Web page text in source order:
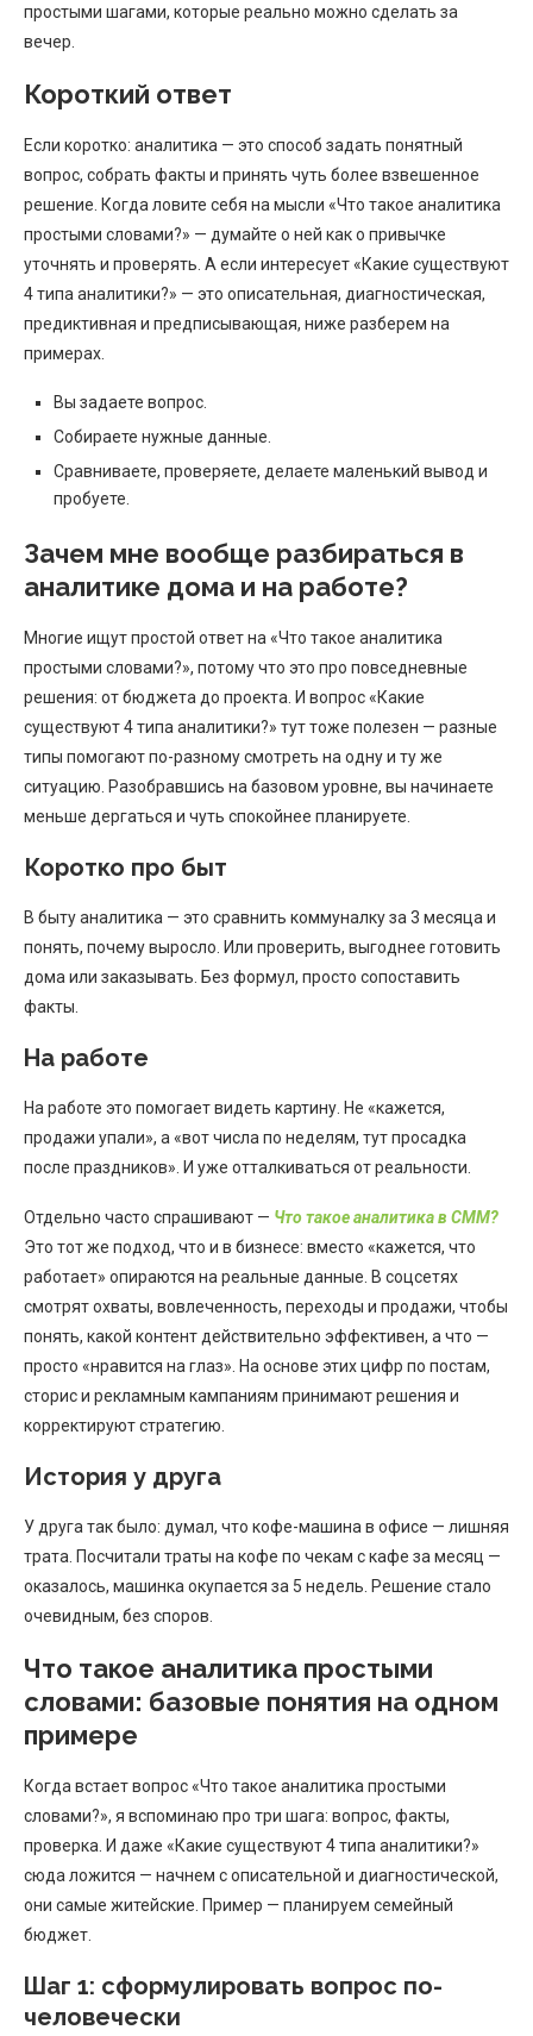
простыми шагами, которые реально можно сделать за
вечер.
Короткий ответ
Если коротко: аналитика — это способ задать понятный
вопрос, собрать факты и принять чуть более взвешенное
решение. Когда ловите себя на мысли «Что такое аналитика
простыми словами?» — думайте о ней как о привычке
уточнять и проверять. А если интересует «Какие существуют
4 типа аналитики?» — это описательная, диагностическая,
предиктивная и предписывающая, ниже разберем на
примерах.
Вы задаете вопрос.
Собираете нужные данные.
Сравниваете, проверяете, делаете маленький вывод и
пробуете.
Зачем мне вообще разбираться в
аналитике дома и на работе?
Многие ищут простой ответ на «Что такое аналитика
простыми словами?», потому что это про повседневные
решения: от бюджета до проекта. И вопрос «Какие
существуют 4 типа аналитики?» тут тоже полезен — разные
типы помогают по-разному смотреть на одну и ту же
ситуацию. Разобравшись на базовом уровне, вы начинаете
меньше дергаться и чуть спокойнее планируете.
Коротко про быт
В быту аналитика — это сравнить коммуналку за 3 месяца и
понять, почему выросло. Или проверить, выгоднее готовить
дома или заказывать. Без формул, просто сопоставить
факты.
На работе
На работе это помогает видеть картину. Не «кажется,
продажи упали», а «вот числа по неделям, тут просадка
после праздников». И уже отталкиваться от реальности.
Отдельно часто спрашивают — Что такое аналитика в СММ?
Это тот же подход, что и в бизнесе: вместо «кажется, что
работает» опираются на реальные данные. В соцсетях
смотрят охваты, вовлеченность, переходы и продажи, чтобы
понять, какой контент действительно эффективен, а что —
просто «нравится на глаз». На основе этих цифр по постам,
сторис и рекламным кампаниям принимают решения и
корректируют стратегию.
История у друга
У друга так было: думал, что кофе-машина в офисе — лишняя
трата. Посчитали траты на кофе по чекам с кафе за месяц —
оказалось, машинка окупается за 5 недель. Решение стало
очевидным, без споров.
Что такое аналитика простыми
словами: базовые понятия на одном
примере
Когда встает вопрос «Что такое аналитика простыми
словами?», я вспоминаю про три шага: вопрос, факты,
проверка. И даже «Какие существуют 4 типа аналитики?»
сюда ложится — начнем с описательной и диагностической,
они самые житейские. Пример — планируем семейный
бюджет.
Шаг 1: сформулировать вопрос по-
человечески